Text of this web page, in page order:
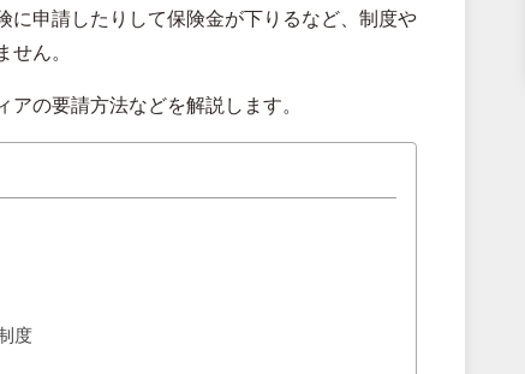
に申請したりして保険金が下りるなど、制度や
ん。
の要請方法などを解説します。
度